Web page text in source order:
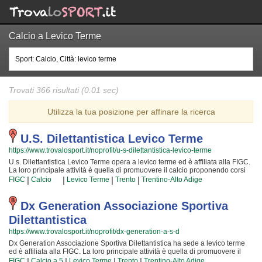
Calcio a Levico Terme
Trovati 366 risultati (0.01 sec)
Utilizza la tua posizione per affinare la ricerca
U.s. Dilettantistica Levico Terme
https://www.trovalosport.it/noprofit/u-s-dilettantistica-levico-terme
U.s. Dilettantistica Levico Terme opera a levico terme ed è affiliata alla FIGC.
La loro principale attività è quella di promuovere il calcio proponendo corsi
rivolti a bambini e ragazzi. U.s. Dilettantistica Levico Terme è radicata nella
comunità di levico terme e al loro interno sono cresciute generazioni di
bambini e ragazzi che hanno imparato i valori fondamentali dello sport e
l'importanza del lavoro di squadra. I loro istruttori di calcio sono tra i più
esperti e qualificati della zona e sono sicuramente i più adatti a sviluppare il
talento dei bambini che iniziano a giocare e dei ragazzi che vogliono
raggiungere livelli di eccellenza. Per questo motivo U.s. Dilettantistica Levico
Terme sarà contenta di accogliere anche tuo figlio all'interno
dell'associazione, perché possa raggiungere il successo che merita in un
ambiente amichevole e con un sacco di nuovi amici. Gli allenamenti si
tengono al campo a {city} e coincidono con il calendario scolastico mentre le
FIGC | Calcio | Levico Terme | Trento | Trentino-Alto Adige
Dx Generation Associazione Sportiva
Dilettantistica
https://www.trovalosport.it/noprofit/dx-generation-a-s-d
Dx Generation Associazione Sportiva Dilettantistica ha sede a levico terme
ed è affiliata alla FIGC. La loro principale attività è quella di promuovere il
calcio a 5 offrendo corsi rivolti a bambini e ragazzi. Dx Generation